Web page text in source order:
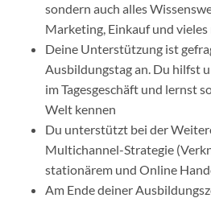
sondern auch alles
Marketing, Einkauf und vieles
Deine Unterstützung ist
Ausbildungstag an. Du hilfst
im Tagesgeschäft und lernst
Welt kennen
Du unterstützt bei der
Multichannel-Strategie
stationärem und Online
Am Ende deiner